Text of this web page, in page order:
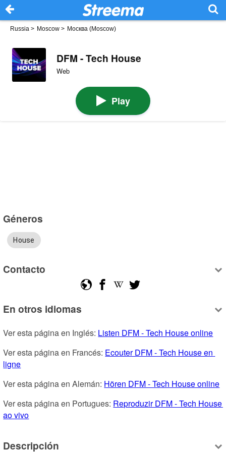
Russia > Moscow > Москва (Moscow)
DFM - Tech House
Web
Play
Géneros
House
Contacto
En otros idiomas
Ver esta página en Inglés: Listen DFM - Tech House online
Ver esta página en Francés: Ecouter DFM - Tech House en
ligne
Ver esta página en Alemán: Hören DFM - Tech House online
Ver esta página en Portugues: Reproduzir DFM - Tech House
ao vivo
Descripción